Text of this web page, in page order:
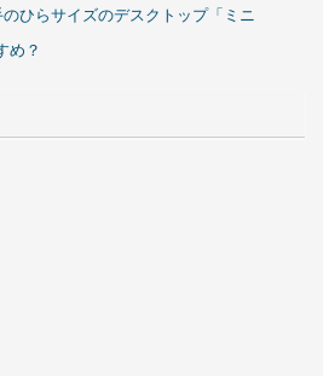
ひらサイズのデスクトップ「ミニ
め？